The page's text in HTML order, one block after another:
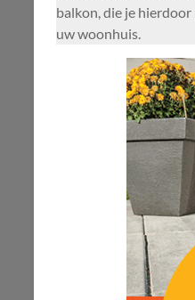
balkon, die je
uw woonhuis.